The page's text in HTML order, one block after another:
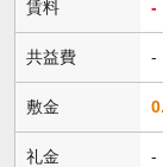
賃料 -
共益費 -
敷金
礼金 -